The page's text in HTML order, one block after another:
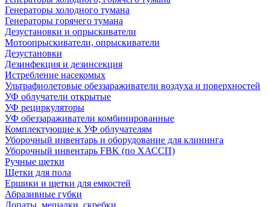
Генераторы холодного тумана
Генераторы горячего тумана
Дезустановки и опрыскиватели
Мотоопрыскиватели, опрыскиватели
Дезустановки
Дезинфекция и дезинсекция
Истребление насекомых
Ультрафиолетовые обеззараживатели воздуха и поверхностей
УФ облучатели открытые
УФ рециркуляторы
УФ обеззараживатели комбинированные
Комплектующие к УФ облучателям
Уборочный инвентарь и оборудование для клининга
Уборочный инвентарь FBK (по ХАССП)
Ручные щетки
Щетки для пола
Ершики и щетки для емкостей
Абразивные губки